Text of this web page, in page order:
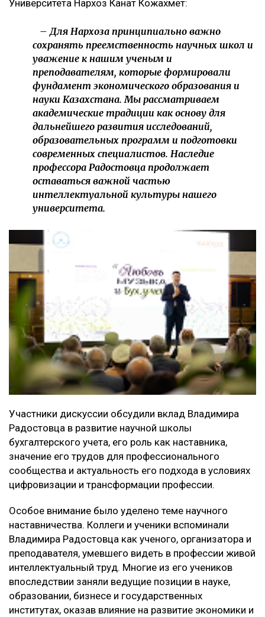
Университета Нархоз Канат Кожахмет:
– Для Нархоза принципиально важно
сохранять преемственность научных школ и
уважение к нашим ученым и
преподавателям, которые формировали
фундамент экономического образования и
науки Казахстана. Мы рассматриваем
академические традиции как основу для
дальнейшего развития исследований,
образовательных программ и подготовки
современных специалистов. Наследие
профессора Радостовца продолжает
оставаться важной частью
интеллектуальной культуры нашего
университета.
Участники дискуссии обсудили вклад Владимира
Радостовца в развитие научной школы
бухгалтерского учета, его роль как наставника,
значение его трудов для профессионального
сообщества и актуальность его подхода в условиях
цифровизации и трансформации профессии.
Особое внимание было уделено теме научного
наставничества. Коллеги и ученики вспоминали
Владимира Радостовца как ученого, организатора и
преподавателя, умевшего видеть в профессии живой
интеллектуальный труд. Многие из его учеников
впоследствии заняли ведущие позиции в науке,
образовании, бизнесе и государственных
институтах, оказав влияние на развитие экономики и